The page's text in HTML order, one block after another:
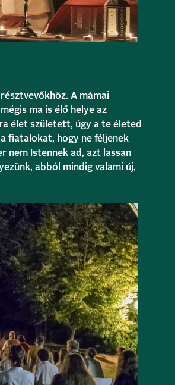
A mámai
ma is élő helye az
élet született, úgy a te életed
fiatalokat, hogy ne féljenek
nem Istennek ad, azt lassan
abból mindig valami új,